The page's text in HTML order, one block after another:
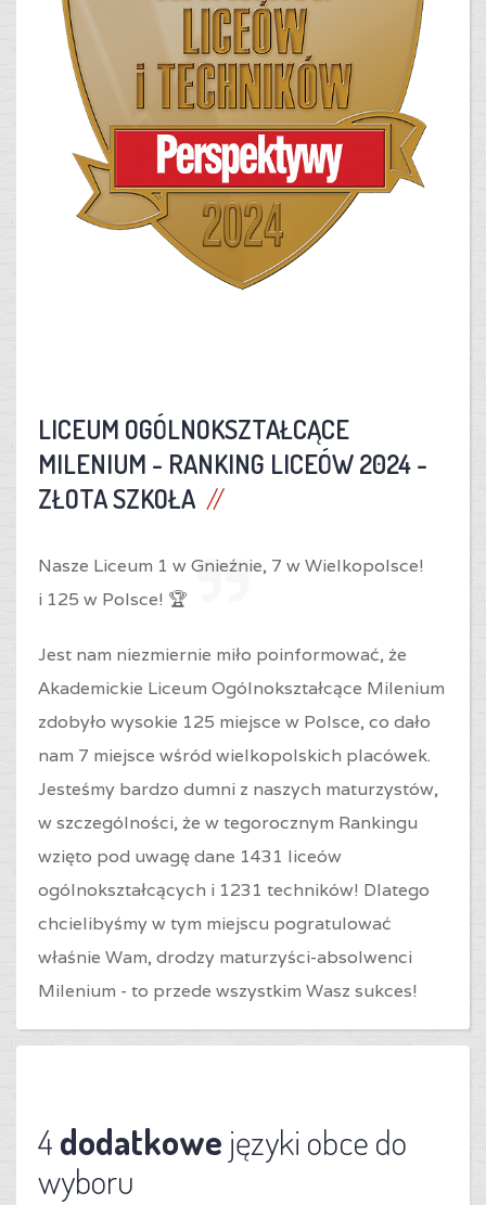
LICEUM OGÓLNOKSZTAŁCĄCE
MILENIUM - RANKING LICEÓW 2024 -
ZŁOTA SZKOŁA
Nasze Liceum 1 w Gnieźnie, 7 w Wielkopolsce!
i 125 w Polsce! 🏆
Jest nam niezmiernie miło poinformować, że
Akademickie Liceum Ogólnokształcące Milenium
zdobyło wysokie 125 miejsce w Polsce, co dało
nam 7 miejsce wśród wielkopolskich placówek.
Jesteśmy bardzo dumni z naszych maturzystów,
w szczególności, że w tegorocznym Rankingu
wzięto pod uwagę dane 1431 liceów
ogólnokształcących i 1231 techników! Dlatego
chcielibyśmy w tym miejscu pogratulować
właśnie Wam, drodzy maturzyści-absolwenci
Milenium - to przede wszystkim Wasz sukces!
4dodatkowe języki obce do
wyboru